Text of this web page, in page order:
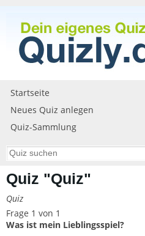
Startseite
Neues Quiz anlegen
Quiz-Sammlung
Quiz "Quiz"
Quiz
Frage 1 von 1
Was ist mein Lieblingsspiel?